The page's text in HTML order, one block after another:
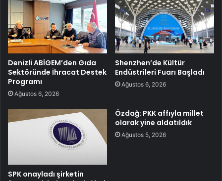
Denizli ABİGEM’den Gıda
Sektöründe İhracat Destek
Programı
Ağustos 6, 2026
Shenzhen’de Kültür
Endüstrileri Fuarı Başladı
Ağustos 6, 2026
SPK onayladı şirketin
Özdağ: PKK affıyla millet
olarak yine aldatıldık
Ağustos 5, 2026